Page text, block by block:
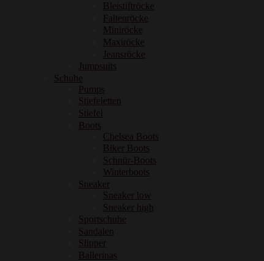
Bleistiftröcke
Faltenröcke
Miniröcke
Maxiröcke
Jeansröcke
Jumpsuits
Schuhe
Pumps
Stiefeletten
Stiefel
Boots
Chelsea Boots
Biker Boots
Schnür-Boots
Winterboots
Sneaker
Sneaker low
Sneaker high
Sportschuhe
Sandalen
Slipper
Ballerinas